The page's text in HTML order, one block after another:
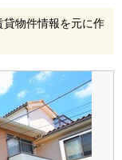
物件情報を元に作